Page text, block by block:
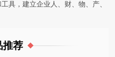
具，建立企业人、财、物、产、
推荐